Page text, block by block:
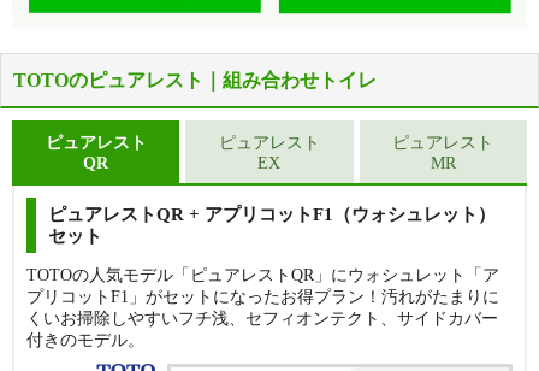
TOTOのピュアレスト｜組み合わせトイレ
ピュアレスト
QR
ピュアレストQR + アプリコットF1（ウォシュレット）
セット
TOTOの人気モデル「ピュアレストQR」にウォシュレット「ア
プリコットF1」がセットになったお得プラン！汚れがたまりに
くいお掃除しやすいフチ浅、セフィオンテクト、サイドカバー
付きのモデル。
ピュアレスト
EX
ピュアレスト
MR